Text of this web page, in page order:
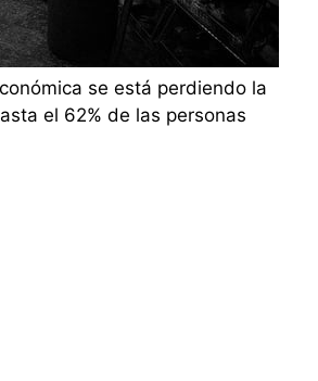
se está perdiendo la
el 62% de las personas